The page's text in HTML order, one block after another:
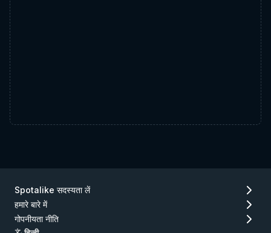
Spotalike सदस्यता लें
हमारे बारे में
गोपनीयता नीति